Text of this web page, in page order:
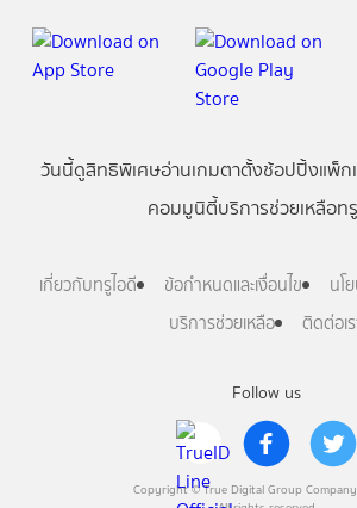
Follow us
Copyright © True Digital Group
วันนี้ดูสิทธิพิเศษอ่านเกมตาตั้งช้อปปิ้งแพ็ก
คอมมูนิตี้บริการช่วยเหลือท
เกี่ยวกับทรูไอดี ข้อกำหนดและเงื่อนไข
นโ
บริการช่วยเหลือ
ติดต่อเ